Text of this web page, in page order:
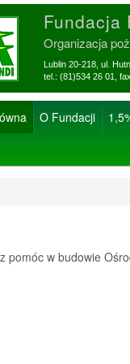
Fundacja
Organizacja
Lublin 20-218, ul.
tel.: (81)534 26 01,
O Fundacji
pomóc w budowie